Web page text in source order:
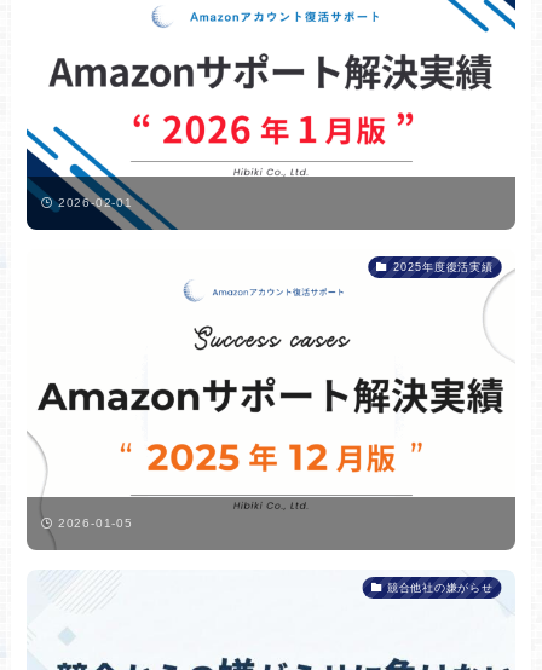
2026-02-01
2025年度復活実績
2026-01-05
競合他社の嫌がらせ